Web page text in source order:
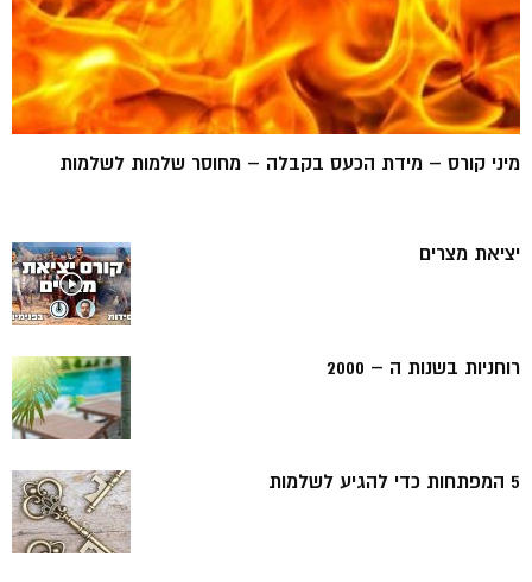
מיני קורס – מידת הכעס בקבלה – מחוסר שלמות לשלמות
יציאת מצרים
רוחניות בשנות ה – 2000
5 המפתחות כדי להגיע לשלמות